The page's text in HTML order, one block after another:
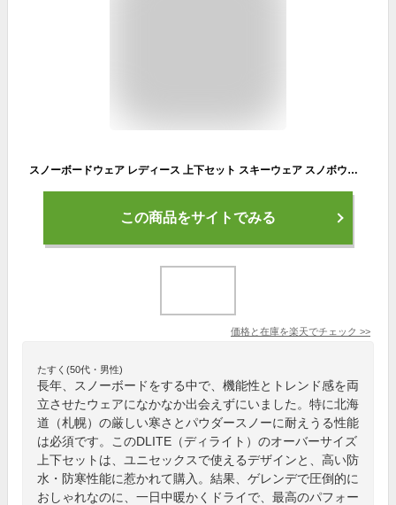
スノーボードウェア レディース 上下セット スキーウェア スノボウェア スノーウェア スノーボード ウェア スノボ ボード スキー ウエア セット オーバーサイズ 大きいサイズ メンズ ユニセックス 北海道 札幌 DLITE
この商品をサイトでみる
価格と在庫を楽天でチェック >>
たすく(50代・男性)
長年、スノーボードをする中で、機能性とトレンド感を両
立させたウェアになかなか出会えずにいました。特に北海
道（札幌）の厳しい寒さとパウダースノーに耐えうる性能
は必須です。このDLITE（ディライト）のオーバーサイズ
上下セットは、ユニセックスで使えるデザインと、高い防
水・防寒性能に惹かれて購入。結果、ゲレンデで圧倒的に
おしゃれなのに、一日中暖かくドライで、最高のパフォー